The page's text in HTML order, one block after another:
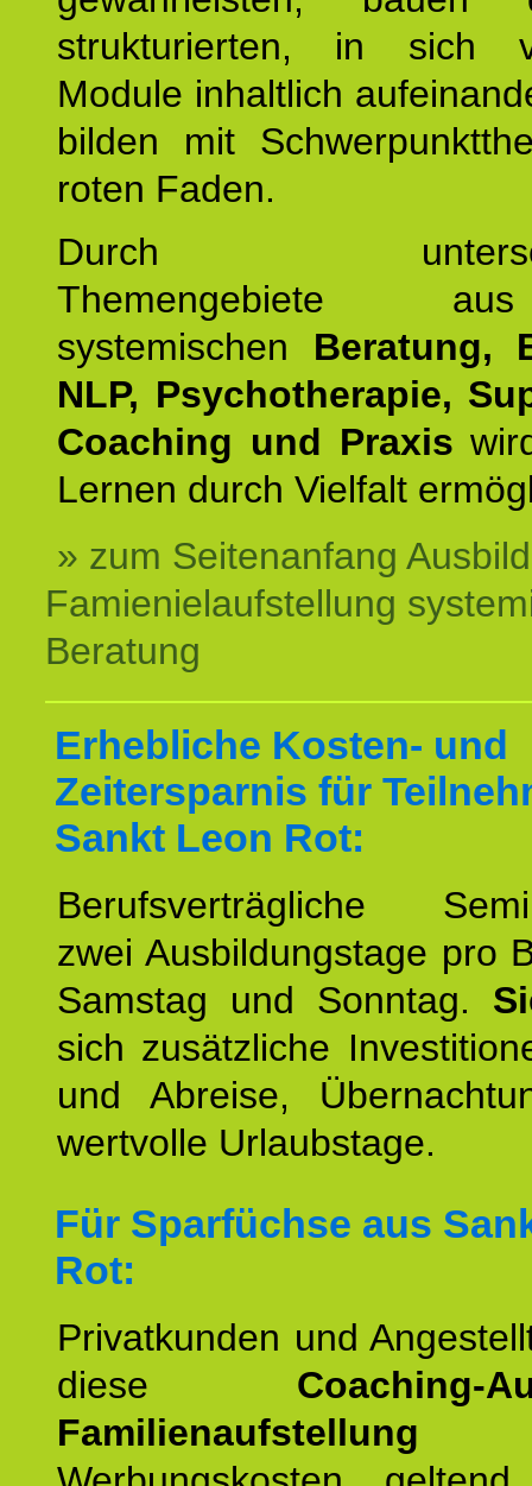
strukturierten, in sich
Module inhaltlich
bilden mit
roten Faden.
Durch
Themengebiete
systemischen Beratung,
NLP, Psychotherapie,
Coaching und Praxis
Lernen durch Vielfalt
» zum Seitenanfang
Famienielaufstellung
Beratung
Erhebliche Kosten- und
Zeitersparnis für
Sankt Leon Rot:
Berufsverträgliche
zwei Ausbildungstage pro
Samstag und Sonntag.
sich zusätzliche
und Abreise,
wertvolle Urlaubstage.
Für Sparfüchse aus
Rot:
Privatkunden und
diese Coaching-
Familienaufstellung